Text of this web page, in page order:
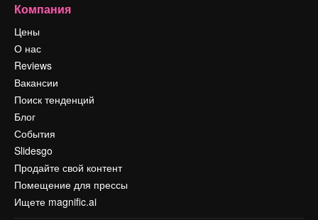
Компания
Цены
О нас
Reviews
Вакансии
Поиск тенденций
Блог
События
Slidesgo
Продайте свой контент
Помещение для прессы
Ищете magnific.ai